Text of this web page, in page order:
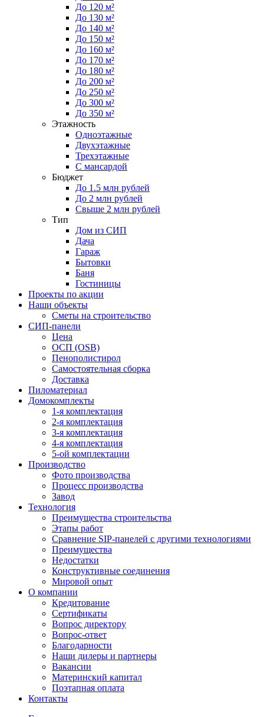
До 120 м²
До 130 м²
До 140 м²
До 150 м²
До 160 м²
До 170 м²
До 180 м²
До 200 м²
До 250 м²
До 300 м²
До 350 м²
Этажность
Одноэтажные
Двухэтажные
Трехэтажные
С мансардой
Бюджет
До 1.5 млн рублей
До 2 млн рублей
Свыше 2 млн рублей
Тип
Дом из СИП
Дача
Гараж
Бытовки
Баня
Гостиницы
Проекты по акции
Наши объекты
Сметы на строительство
СИП-панели
Цена
ОСП (OSB)
Пенополистирол
Самостоятельная сборка
Доставка
Пиломатериал
Домокомплекты
1-я комплектация
2-я комплектация
3-я комплектация
4-я комплектация
5-ой комплектации
Производство
Фото производства
Процесс производства
Завод
Технология
Преимущества строительства
Этапы работ
Сравнение SIP-панелей с другими технологиями
Преимущества
Недостатки
Конструктивные соединения
Мировой опыт
О компании
Кредитование
Сертификаты
Вопрос директору
Вопрос-ответ
Благодарности
Наши дилеры и партнеры
Вакансии
Материнский капитал
Поэтапная оплата
Контакты